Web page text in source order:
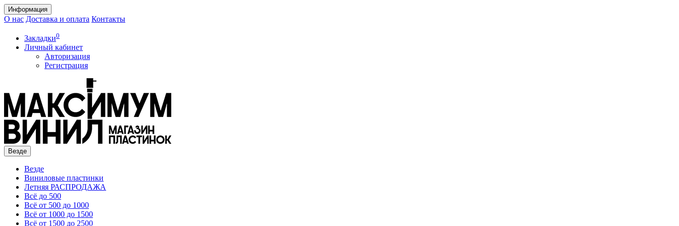
Информация
О нас Доставка и оплата Контакты
Закладки0
Личный кабинет
Авторизация
Регистрация
Везде
Везде
Виниловые пластинки
Летняя РАСПРОДАЖА
Всё до 500
Всё от 500 до 1000
Всё от 1000 до 1500
Всё от 1500 до 2500